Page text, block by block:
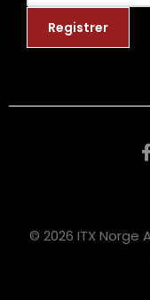
© 2026 ITX Norge